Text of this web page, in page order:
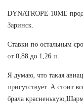
DYNATROPE 10ME
Заринск.
Ставки по остальным
от 0,88 до 1,26 п.
Я думаю, что такая
присутствует. А стоит
брала